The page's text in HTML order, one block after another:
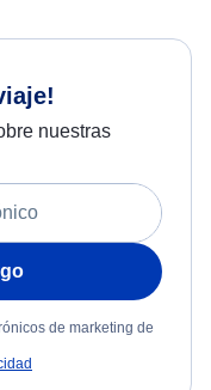
nuestras
de marketing de